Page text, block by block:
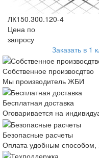
ЛК150.300.120-4
Цена по
запросу
Заказать в 1
Собственное произвосдтво
Мы производитель ЖБИ
Бесплатная доставка
Оговаривается на
Безопасные расчеты
Оплата удобным способом,